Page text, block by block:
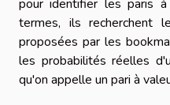
pour identifier les paris
termes, ils recherchent
proposées par les
les probabilités réelles
qu'on appelle un pari à